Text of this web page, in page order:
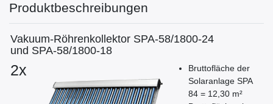
Produktbeschreibungen
Vakuum-Röhrenkollektor SPA-58/1800-24
und SPA-58/1800-18
2x
Bruttofläche der
Solaranlage SPA
84 = 12,30 m²